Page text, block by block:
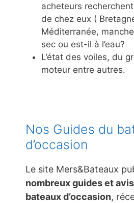
acheteurs
de chez eux (
Méditerranée,
sec ou est-il à l’eau?
L’état des voiles, du
moteur entre autres.
Nos Guides du
d’occasion
Le site Mers&Bateaux
nombreux guides et
bateaux d’occasion,